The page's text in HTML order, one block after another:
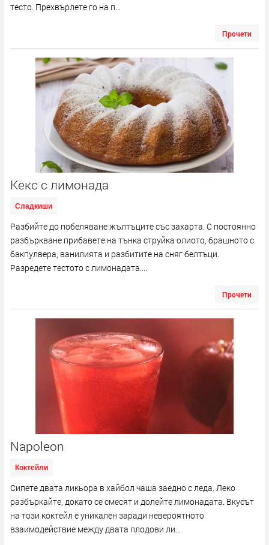
тесто. Прехвърлете го на п...
Прочети
Кекс с лимонада
Сладкиши
Разбийте до побеляване жълтъците със захарта. С постоянно
разбъркване прибавете на тънка струйка олиото, брашното с
бакпулвера, ванилията и разбитите на сняг белтъци.
Разредете тестото с лимонадата....
Прочети
Napoleon
Коктейли
Сипете двата ликьора в хайбол чаша заедно с леда. Леко
разбъркайте, докато се смесят и долейте лимонадата. Вкусът
на този коктейл е уникален заради невероятното
взаимодействие между двата плодови ли...